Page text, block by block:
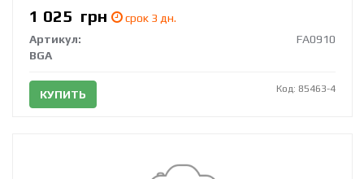
1 025 грн
срок 3 дн.
Артикул:
FA0910
BGA
КУПИТЬ Код: 85463-4